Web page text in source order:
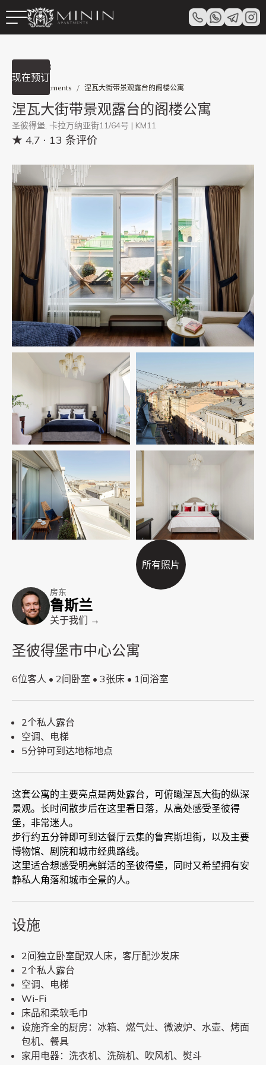
查看全部
Minin Apartments / 涅瓦大街带景观露台的阁楼公寓
涅瓦大街带景观露台的阁楼公寓
圣彼得堡, 卡拉万纳亚街11/64号 | KM11
★ 4,7 ⋅ 13 条评价
所有照片
房东
鲁斯兰
关于我们 →
圣彼得堡市中心公寓
6位客人 • 2间卧室 • 3张床 • 1间浴室
2个私人露台
空调、电梯
5分钟可到达地标地点
这套公寓的主要亮点是两处露台，可俯瞰涅瓦大街的纵深
景观。长时间散步后在这里看日落，从高处感受圣彼得
堡，非常迷人。
步行约五分钟即可到达餐厅云集的鲁宾斯坦街，以及主要
博物馆、剧院和城市经典路线。
这里适合想感受明亮鲜活的圣彼得堡，同时又希望拥有安
静私人角落和城市全景的人。
设施
2间独立卧室配双人床，客厅配沙发床
2个私人露台
空调、电梯
Wi-Fi
床品和柔软毛巾
设施齐全的厨房：冰箱、燃气灶、微波炉、水壶、烤面
包机、餐具
家用电器：洗衣机、洗碗机、吹风机、熨斗
现在预订